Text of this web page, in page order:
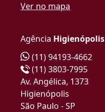
Ver no mapa
Agência Higienópolis
(11) 94193-4662
(11) 3803-7995
Av. Angélica, 1373
Higienópolis
São Paulo - SP